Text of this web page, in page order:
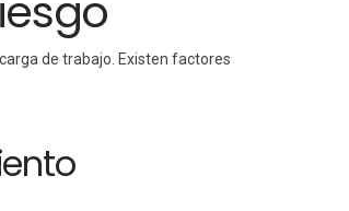
de trabajo. Existen factores